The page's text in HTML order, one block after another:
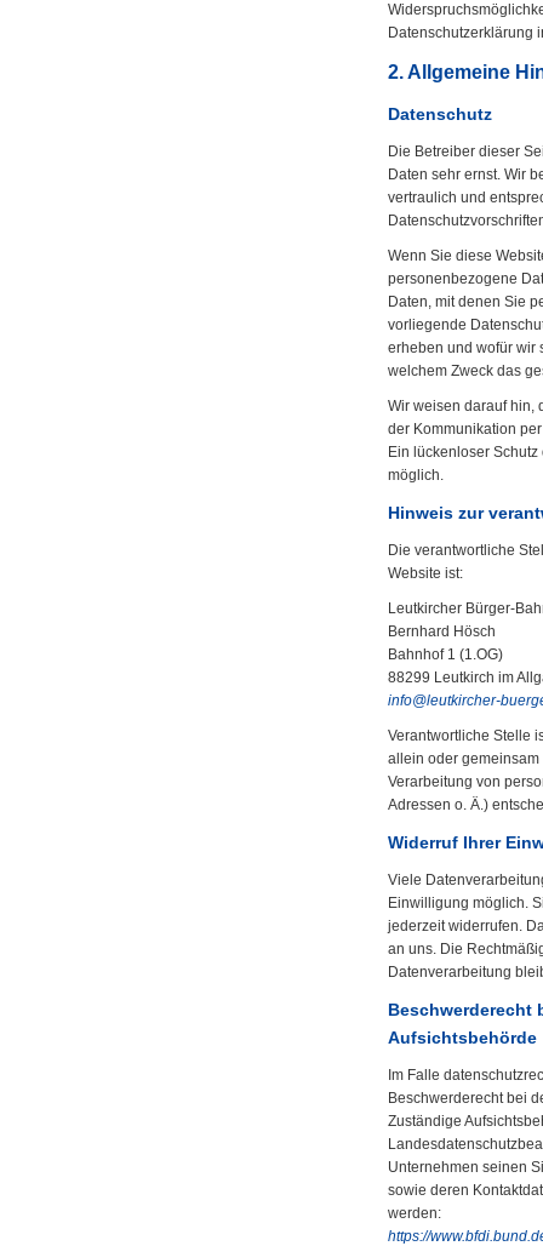
Datenschutzerklärung
2. Allgemeine
Datenschutz
Die Betreiber dieser
Daten sehr ernst. Wir
vertraulich und
Wenn Sie diese
personenbezogene
Daten, mit denen Sie
vorliegende
erheben und wofür wir
welchem Zweck das
Wir weisen darauf hin,
der Kommunikation
Ein lückenloser
möglich.
Hinweis zur
Die verantwortliche
Website ist:
Leutkircher Bürger-
Bernhard Hösch
Bahnhof 1 (1.OG)
88299 Leutkirch im
info@leutkircher-
Verantwortliche Stelle
allein oder
Verarbeitung von
Adressen o. Ä.)
Widerruf Ihrer
Viele
Einwilligung möglich.
jederzeit widerrufen.
an uns. Die
Datenverarbeitung
Beschwerderecht
Aufsichtsbehörde
Im Falle
Beschwerderecht bei
Zuständige
Unternehmen seinen
sowie deren
werden:
https://